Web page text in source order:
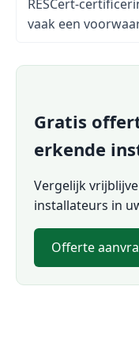
RESCert-
vaak een
Gratis
erkende
Vergelijk
installateurs in
Offerte